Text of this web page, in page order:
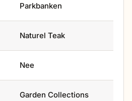
Parkbanken
Naturel Teak
Nee
Garden Collections